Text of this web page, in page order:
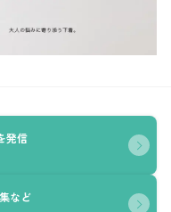
発信
など